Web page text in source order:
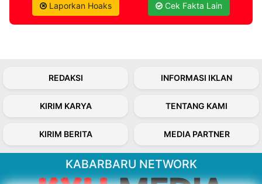
Laporkan Hoaks Cek Fakta Lain
REDAKSI INFORMASI IKLAN
KIRIM KARYA TENTANG KAMI
KIRIM BERITA MEDIA PARTNER
KABARBARU NETWORK